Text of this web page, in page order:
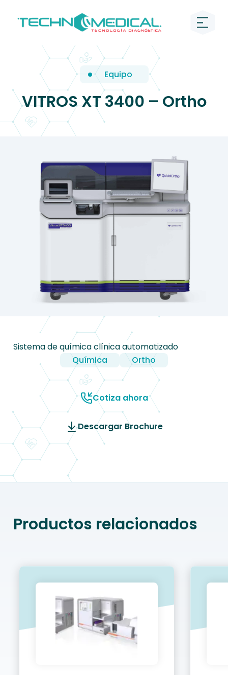
Equipo
VITROS XT 3400 – Ortho
Sistema de química clínica automatizado
Química
Ortho
Cotiza ahora
Descargar Brochure
Productos relacionados